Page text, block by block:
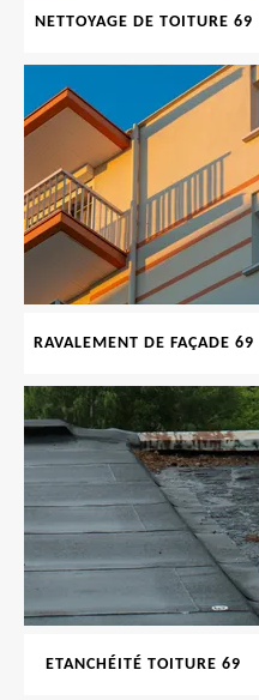
NETTOYAGE DE TOITURE 69
RAVALEMENT DE FAÇADE 69
ETANCHÉITÉ TOITURE 69